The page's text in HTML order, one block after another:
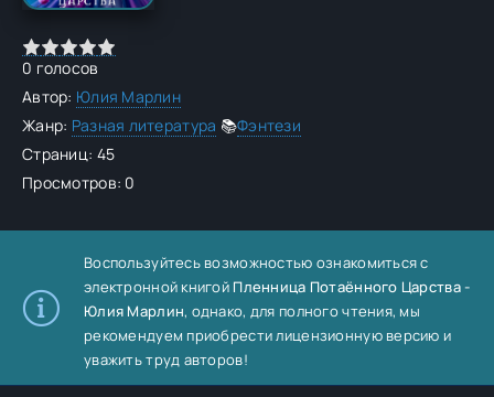
0 голосов
Автор: Юлия Марлин
Жанр: Разная литература 📚Фэнтези
Страниц: 45
Просмотров: 0
Воспользуйтесь возможностью ознакомиться с
электронной книгой Пленница Потаённого Царства -
Юлия Марлин, однако, для полного чтения, мы
рекомендуем приобрести лицензионную версию и
уважить труд авторов!